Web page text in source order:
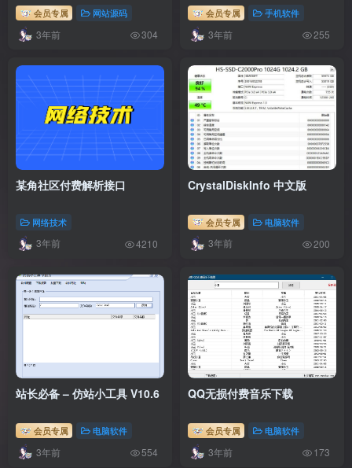
会员专属 网站源码
3年前 304
会员专属 手机软件
3年前 255
某角社区付费解析接口
网络技术
3年前 4210
CrystalDiskInfo 中文版
会员专属 电脑软件
3年前 200
站长必备 – 仿站小工具 V10.6
会员专属 电脑软件
3年前 554
QQ无损付费音乐下载
会员专属 电脑软件
3年前 173